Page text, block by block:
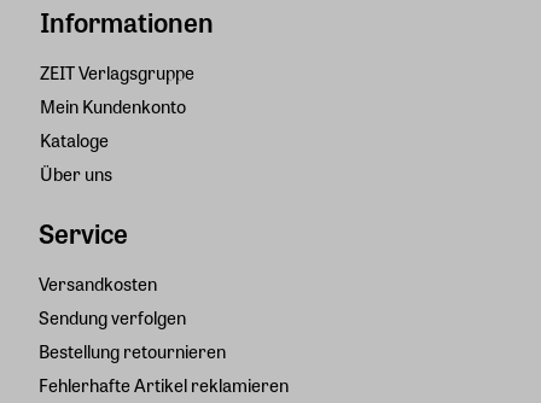
Informationen
ZEIT Verlagsgruppe
Mein Kundenkonto
Kataloge
Über uns
Service
Versandkosten
Sendung verfolgen
Bestellung retournieren
Fehlerhafte Artikel reklamieren